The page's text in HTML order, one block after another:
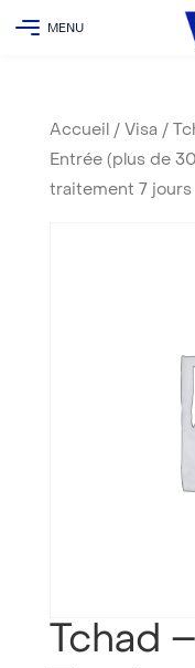
Accueil / Visa /
Entrée (plus de
traitement 7 jours
Tchad